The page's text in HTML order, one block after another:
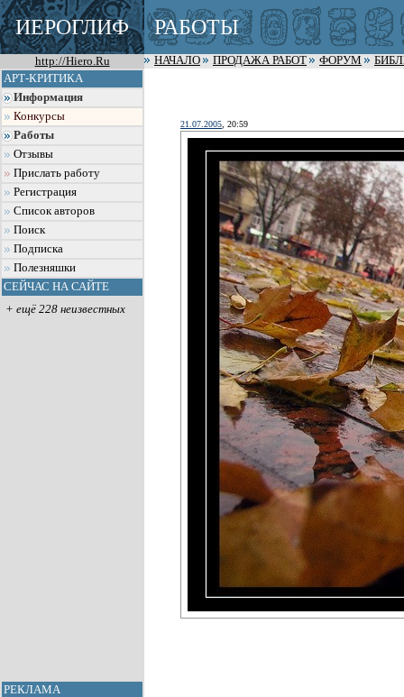
ИЕРОГЛИФ РАБОТЫ
http://Hiero.Ru НАЧАЛО ПРОДАЖА РАБОТ ФОРУМ
АРТ-КРИТИКА
Информация
Конкурсы
Работы
Отзывы
Прислать работу
Регистрация
Список авторов
Поиск
Подписка
Полезняшки
СЕЙЧАС НА САЙТЕ
+ ещё 228 неизвестных
РЕКЛАМА
21.07.2005 , 20:59